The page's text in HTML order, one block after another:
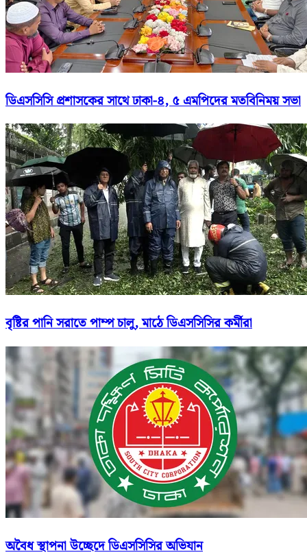
ডিএসসিসি প্রশাসকের সাথে ঢাকা-৪, ৫ এমপিদের মতবিনিময় সভা
বৃষ্টির পানি সরাতে পাম্প চালু, মাঠে ডিএসসিসির কর্মীরা
অবৈধ স্থাপনা উচ্ছেদে ডিএসসিসির অভিযান